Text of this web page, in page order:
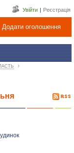
Додати оголошення
Увійти | Реєстрація
›